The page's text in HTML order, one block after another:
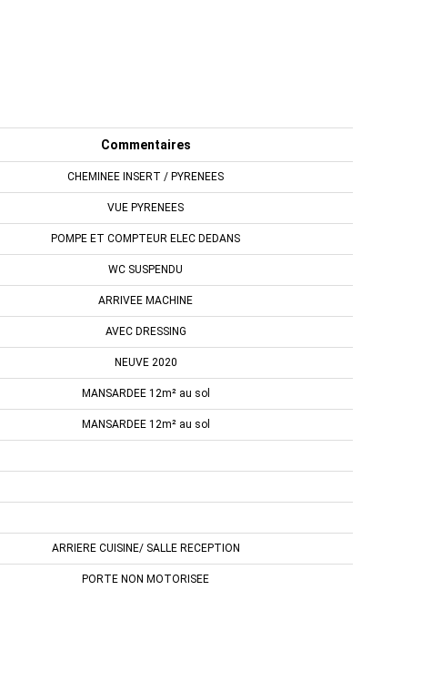
Commentaires
CHEMINEE INSERT / PYRENEES
VUE PYRENEES
POMPE ET COMPTEUR ELEC DEDANS
WC SUSPENDU
ARRIVEE MACHINE
AVEC DRESSING
NEUVE 2020
MANSARDEE 12m² au sol
MANSARDEE 12m² au sol
ARRIERE CUISINE/ SALLE RECEPTION
PORTE NON MOTORISEE